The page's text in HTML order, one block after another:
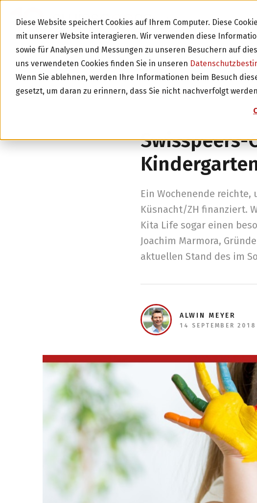
Diese Website speichert Cookies auf Ihrem Computer. Diese
mit unserer Website interagieren. Wir verwenden diese
sowie für Analysen und Messungen zu unseren Besuchern auf
uns verwendeten Cookies finden Sie in unseren
Wenn Sie ablehnen, werden Ihre Informationen beim Besuch
gesetzt, um daran zu erinnern, dass Sie nicht nachverfolgt
BLOG
Zurück zur Übersicht
Ein Wochenende
Küsnacht/ZH finanziert.
Kita Life sogar einen
Joachim Marmora,
aktuellen Stand des im
ALWIN MEYER
14 SEPTEMBER 2018